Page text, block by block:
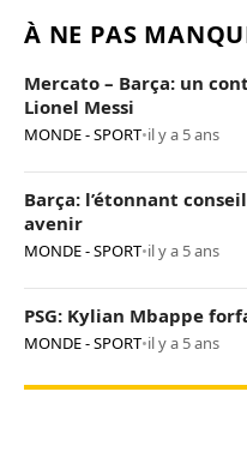
À NE PAS
Mercato – Barça: un
Lionel Messi
MONDE - SPORT•il y a 5 ans
Barça: l’étonnant
avenir
MONDE - SPORT•il y a 5 ans
PSG: Kylian Mbappe
MONDE - SPORT•il y a 5 ans